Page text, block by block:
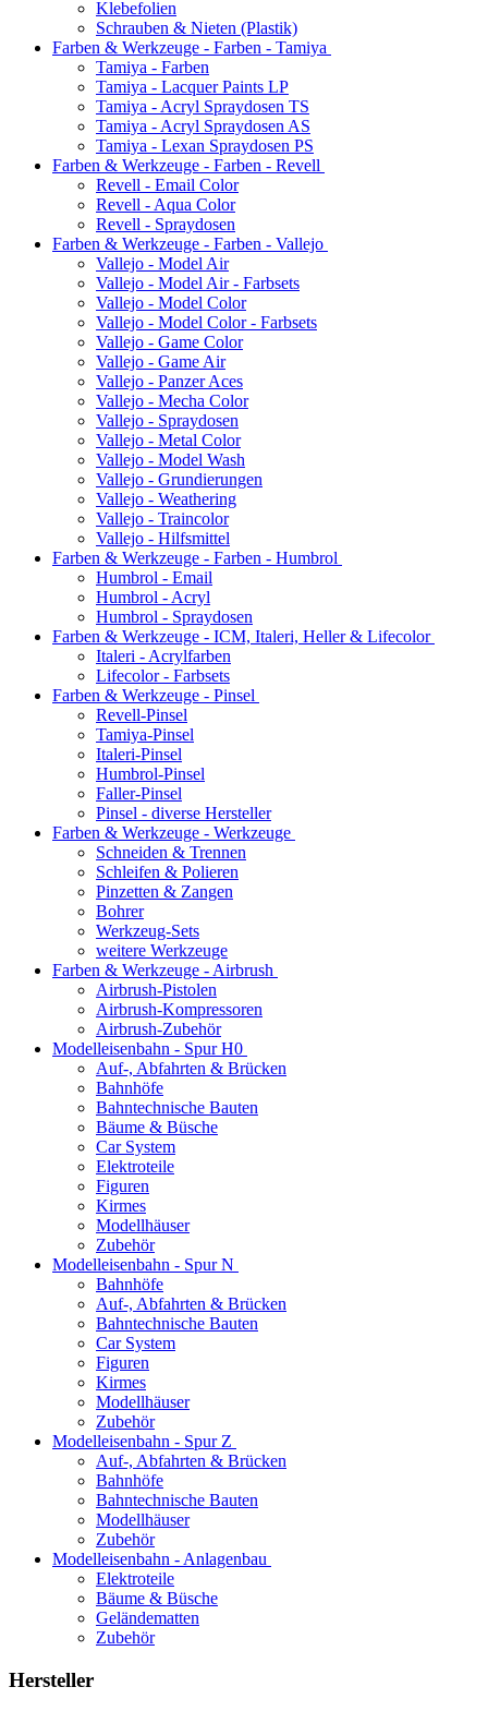
Klebefolien
Schrauben & Nieten (Plastik)
Farben & Werkzeuge - Farben - Tamiya
Tamiya - Farben
Tamiya - Lacquer Paints LP
Tamiya - Acryl Spraydosen TS
Tamiya - Acryl Spraydosen AS
Tamiya - Lexan Spraydosen PS
Farben & Werkzeuge - Farben - Revell
Revell - Email Color
Revell - Aqua Color
Revell - Spraydosen
Farben & Werkzeuge - Farben - Vallejo
Vallejo - Model Air
Vallejo - Model Air - Farbsets
Vallejo - Model Color
Vallejo - Model Color - Farbsets
Vallejo - Game Color
Vallejo - Game Air
Vallejo - Panzer Aces
Vallejo - Mecha Color
Vallejo - Spraydosen
Vallejo - Metal Color
Vallejo - Model Wash
Vallejo - Grundierungen
Vallejo - Weathering
Vallejo - Traincolor
Vallejo - Hilfsmittel
Farben & Werkzeuge - Farben - Humbrol
Humbrol - Email
Humbrol - Acryl
Humbrol - Spraydosen
Farben & Werkzeuge - ICM, Italeri, Heller & Lifecolor
Italeri - Acrylfarben
Lifecolor - Farbsets
Farben & Werkzeuge - Pinsel
Revell-Pinsel
Tamiya-Pinsel
Italeri-Pinsel
Humbrol-Pinsel
Faller-Pinsel
Pinsel - diverse Hersteller
Farben & Werkzeuge - Werkzeuge
Schneiden & Trennen
Schleifen & Polieren
Pinzetten & Zangen
Bohrer
Werkzeug-Sets
weitere Werkzeuge
Farben & Werkzeuge - Airbrush
Airbrush-Pistolen
Airbrush-Kompressoren
Airbrush-Zubehör
Modelleisenbahn - Spur H0
Auf-, Abfahrten & Brücken
Bahnhöfe
Bahntechnische Bauten
Bäume & Büsche
Car System
Elektroteile
Figuren
Kirmes
Modellhäuser
Zubehör
Modelleisenbahn - Spur N
Bahnhöfe
Auf-, Abfahrten & Brücken
Bahntechnische Bauten
Car System
Figuren
Kirmes
Modellhäuser
Zubehör
Modelleisenbahn - Spur Z
Auf-, Abfahrten & Brücken
Bahnhöfe
Bahntechnische Bauten
Modellhäuser
Zubehör
Modelleisenbahn - Anlagenbau
Elektroteile
Bäume & Büsche
Geländematten
Zubehör
Hersteller